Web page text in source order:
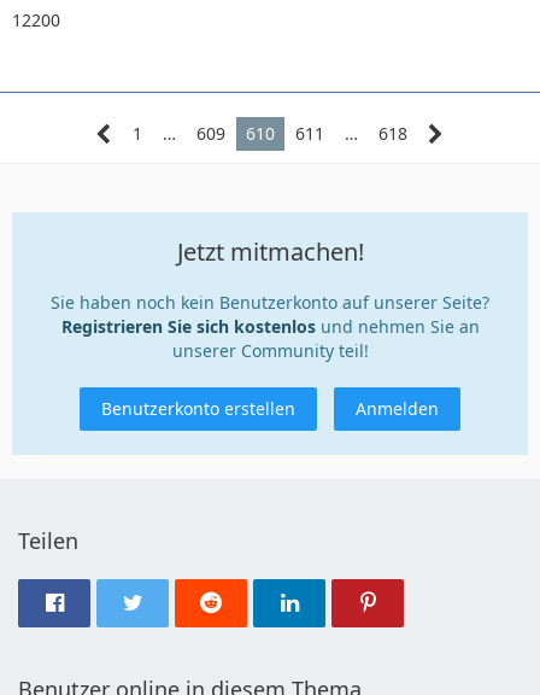
12200
1 … 609 610 611 … 618
Jetzt mitmachen!
Sie haben noch kein Benutzerkonto auf unserer Seite?
Registrieren Sie sich kostenlosund nehmen Sie an
unserer Community teil!
Benutzerkonto erstellen Anmelden
Teilen
Benutzer online in diesem Thema